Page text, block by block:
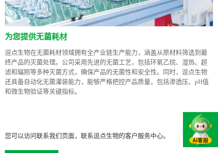
为您提供无菌耗材
逗点生物在无菌耗材领域拥有全产业链生产能力，涵盖从原材料筛选到最
终产品的灭菌处理。公司采用先进的无菌工艺，包括环氧乙烷、湿热、超
滤和辐照等多种灭菌方式，确保产品的无菌性和安全性。同时，逗点生物
还具备自动化无菌灌装能力，能够严格把控产品质量，包括渗透压、pH值
和微生物验证等关键指标。
您可以访问联系我们页面，联系逗点生物的客户服务中心。